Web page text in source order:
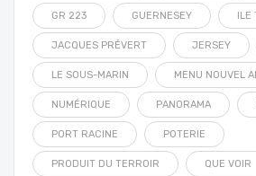
GR 223 GUERNESEY ILE
JACQUES PRÉVERT JERSEY
LE SOUS-MARIN MENU NOUVEL
NUMÉRIQUE PANORAMA
PORT RACINE POTERIE
PRODUIT DU TERROIR QUE VOIR